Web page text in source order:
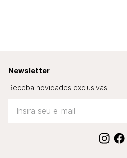
Newsletter
Receba novidades exclusivas